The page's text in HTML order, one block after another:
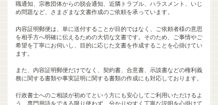
職通知、宗教団体からの脱会通知、近隣トラブル、ハラスメント、いじ
め問題など、さまざまな文書作成のご依頼を承っています。
内容証明郵便は、単に送付することが目的ではなく、ご依頼者様の意思
を相手方へ明確に伝えるための大切な文書です。そのため、ご事情やご
希望を丁寧にお伺いし、目的に応じた文書を作成することを心掛けてい
ます。
また、内容証明郵便だけでなく、契約書、合意書、示談書などの権利義
務に関する書類や事実証明に関する書類の作成にも対応しております。
行政書士へのご相談が初めてという方にも安心してご利用いただけるよ
う、専門用語をできる限り使わず、分かりやすく丁寧な説明を心掛けて